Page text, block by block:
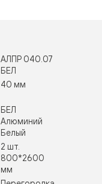
АЛПР 040.07
БЕЛ
40 мм
БЕЛ
Алюминий
Белый
2 шт.
800*2600
мм